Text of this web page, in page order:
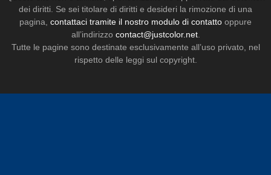
dei diritti. Se sei titolare di diritti e desideri la rimozione di una
pagina, contattaci tramite il nostro modulo di contatto oppure
all’indirizzo contact@justcolor.net.
Tutte le pagine sono destinate esclusivamente all’uso privato, nel
rispetto delle leggi sul copyright.